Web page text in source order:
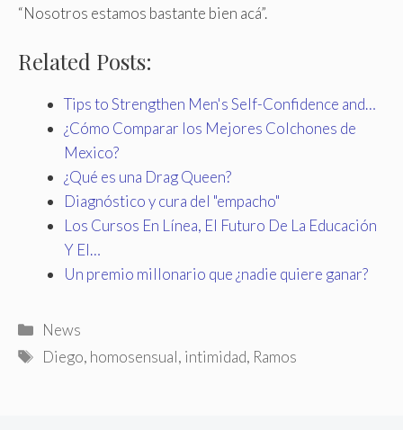
“Nosotros estamos bastante bien acá”.
Related Posts:
Tips to Strengthen Men's Self-Confidence and…
¿Cómo Comparar los Mejores Colchones de
Mexico?
¿Qué es una Drag Queen?
Diagnóstico y cura del "empacho"
Los Cursos En Línea, El Futuro De La Educación
Y El…
Un premio millonario que ¿nadie quiere ganar?
Categories
News
Tags
Diego, homosensual, intimidad, Ramos